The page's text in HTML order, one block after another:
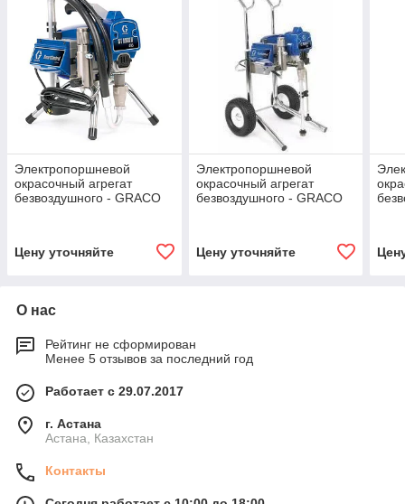
Электропоршневой
окрасочный агрегат
безвоздушного - GRACO
Цену уточняйте
Электропоршневой
окрасочный агрегат
безвоздушного - GRACO
Цену уточняйте
О нас
Рейтинг не сформирован
Менее 5 отзывов за последний год
Работает с 29.07.2017
г. Астана
Астана, Казахстан
Контакты